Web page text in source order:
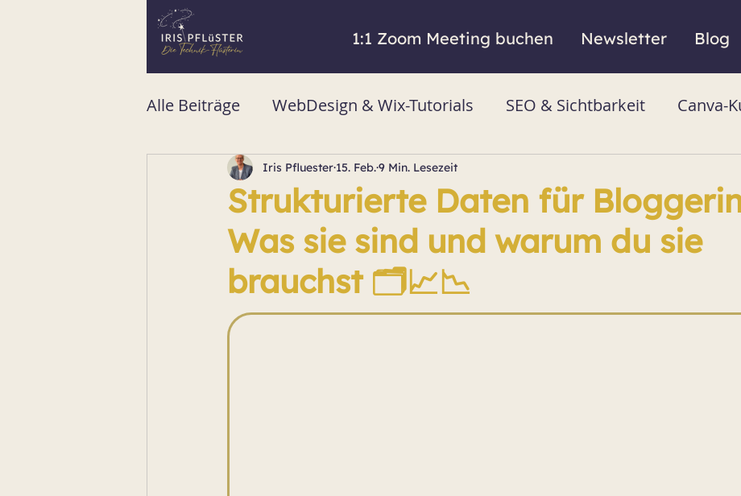
1:1 Zoom Meeting buchen Newsletter Blog
Alle Beiträge WebDesign & Wix-Tutorials SEO & Sichtbarkeit Canva-
Virtuelles Co-Working
Strukturierte Daten für
Was sie sind und warum du sie
brauchst 🗂️📈📉
Iris Pfluester 15. Feb.9 Min. Lesezeit